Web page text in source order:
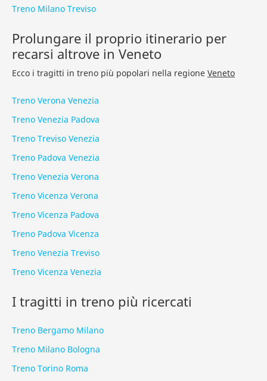
Treno Milano Treviso
Prolungare il proprio itinerario per
recarsi altrove in Veneto
Ecco i tragitti in treno più popolari nella regione Veneto
Treno Verona Venezia
Treno Venezia Padova
Treno Treviso Venezia
Treno Padova Venezia
Treno Venezia Verona
Treno Vicenza Verona
Treno Vicenza Padova
Treno Padova Vicenza
Treno Venezia Treviso
Treno Vicenza Venezia
I tragitti in treno più ricercati
Treno Bergamo Milano
Treno Milano Bologna
Treno Torino Roma